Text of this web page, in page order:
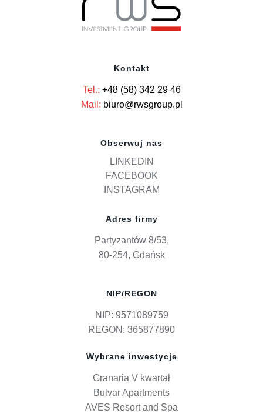
Kontakt
Tel.: +48 (58) 342 29 46
Mail: biuro@rwsgroup.pl
Obserwuj nas
LINKEDIN
FACEBOOK
INSTAGRAM
Adres firmy
Partyzantów 8/53,
80-254, Gdańsk
NIP/REGON
NIP: 9571089759
REGON: 365877890
Wybrane inwestycje
Granaria V kwartał
Bulvar Apartments
AVES Resort and Spa